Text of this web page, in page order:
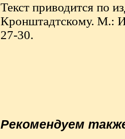
Текст приводится по
Кронштадтскому. М.:
27-30.
Рекомендуем